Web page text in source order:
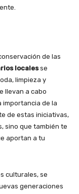
de las
localesse
limpieza y
llevan a cabo
importancia de la
de estas iniciativas,
sino que también te
aportan a tu
culturales, se
generaciones